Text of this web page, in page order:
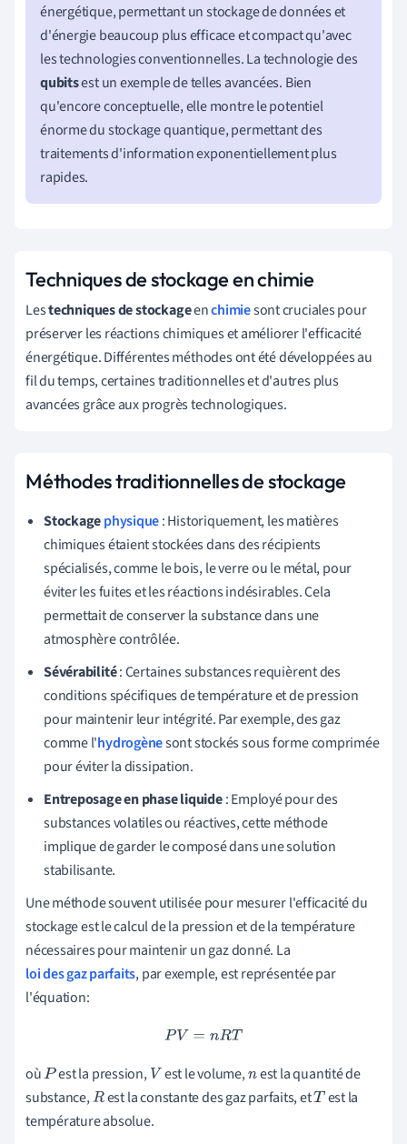
énergétique, permettant un stockage de données et
d'énergie beaucoup plus efficace et compact qu'avec
les technologies conventionnelles. La technologie des
qubitsest un exemple de telles avancées. Bien
qu'encore conceptuelle, elle montre le potentiel
énorme du stockage quantique, permettant des
traitements d'information exponentiellement plus
rapides.
Techniques de stockage en chimie
Lestechniques de stockageenchimiesont cruciales pour
préserver les réactions chimiques et améliorer l'efficacité
énergétique. Différentes méthodes ont été développées au
fil du temps, certaines traditionnelles et d'autres plus
avancées grâce aux progrès technologiques.
Méthodes traditionnelles de stockage
Stockagephysique: Historiquement, les matières
chimiques étaient stockées dans des récipients
spécialisés, comme le bois, le verre ou le métal, pour
éviter les fuites et les réactions indésirables. Cela
permettait de conserver la substance dans une
atmosphère contrôlée.
Sévérabilité: Certaines substances requièrent des
conditions spécifiques de température et de pression
pour maintenir leur intégrité. Par exemple, des gaz
comme l'hydrogènesont stockés sous forme comprimée
pour éviter la dissipation.
Entreposage en phase liquide: Employé pour des
substances volatiles ou réactives, cette méthode
implique de garder le composé dans une solution
stabilisante.
Une méthode souvent utilisée pour mesurer l'efficacité du
stockage est le calcul de la pression et de la température
nécessaires pour maintenir un gaz donné. La
loi des gaz parfaits, par exemple, est représentée par
l'équation:
PV=nRT
oùP est la pression, V est le volume,n est la quantité de
substance,R est la constante des gaz parfaits, etT est la
température absolue.